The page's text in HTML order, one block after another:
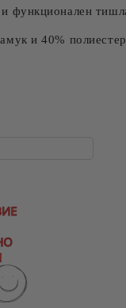
функционален
и 40%